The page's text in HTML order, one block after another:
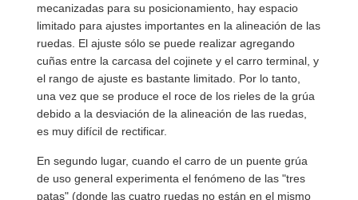
Todos Los
Casos
Ahora Charle
Las ruedas de las grúas
Tambor de cuerda de alambre
El gancho de grúa
Carro de Extremo
mecanizadas para su posicionamiento, hay espacio
limitado para ajustes importantes en la alineación de las
ruedas. El ajuste sólo se puede realizar agregando
cuñas entre la carcasa del cojinete y el carro terminal, y
el rango de ajuste es bastante limitado. Por lo tanto,
una vez que se produce el roce de los rieles de la grúa
debido a la desviación de la alineación de las ruedas,
es muy difícil de rectificar.
En segundo lugar, cuando el carro de un puente grúa
de uso general experimenta el fenómeno de las "tres
patas" (donde las cuatro ruedas no están en el mismo